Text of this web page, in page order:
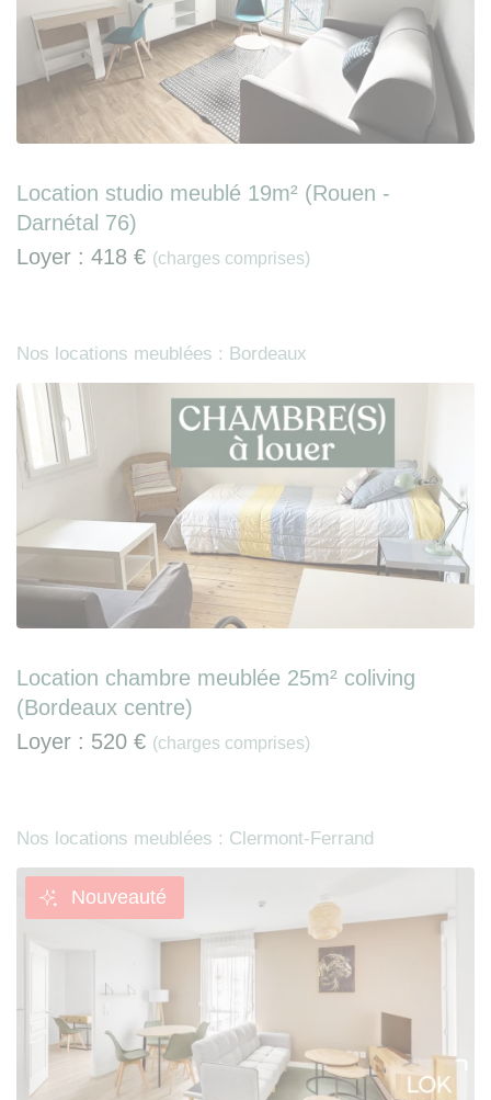
Location studio meublé 19m² (Rouen -
Darnétal 76)
Loyer : 418 € (charges comprises)
Nos locations meublées : Bordeaux
Location chambre meublée 25m² coliving
(Bordeaux centre)
Loyer : 520 € (charges comprises)
Nos locations meublées : Clermont-Ferrand
Nouveauté